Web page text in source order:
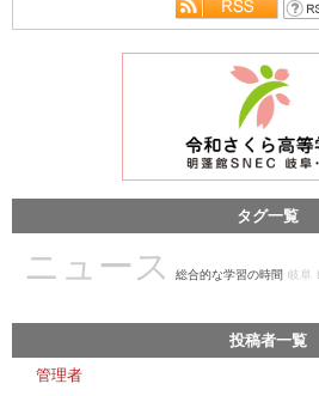
タグ一覧
ニュース 総合的な学習の時間 岐阜
投稿者一覧
管理者